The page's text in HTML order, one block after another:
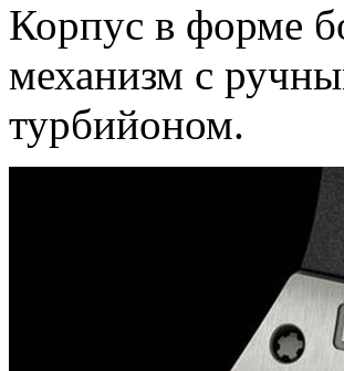
Корпус в форме
механизм с
турбийоном.